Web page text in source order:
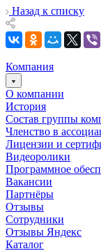
Назад к списку
Компания
О компании
История
Состав группы
Членство в
Лицензии и
Видеоролики
Программное
Вакансии
Партнёры
Отзывы
Сотрудники
Отзывы Яндекс
Каталог